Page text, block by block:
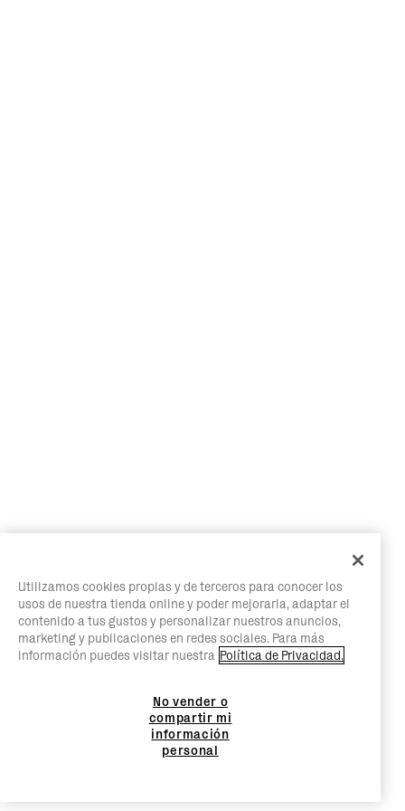
Utilizamos cookies propias y de terceros para conocer los
usos de nuestra tienda online y poder mejorarla, adaptar el
contenido a tus gustos y personalizar nuestros anuncios,
marketing y publicaciones en redes sociales. Para más
información puedes visitar nuestra Política de Privacidad.
No vender o
compartir mi
información
personal